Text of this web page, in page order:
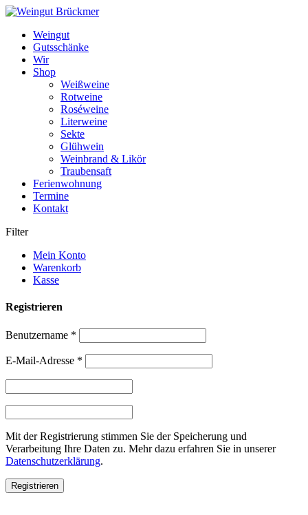
Weiter
Inhalt
Weingut
Gutsschänke
Wir
Shop
Weißweine
Rotweine
Roséweine
Literweine
Sekte
Glühwein
Weinbrand & Likör
Traubensaft
Ferienwohnung
Termine
Kontakt
Filter
Mein Konto
Warenkorb
Kasse
Registrieren
Benutzername *
E-Mail-Adresse *
Mit der Registrierung stimmen Sie der Speicherung und
Verarbeitung Ihre Daten zu. Mehr dazu erfahren Sie in unserer
Datenschutzerklärung.